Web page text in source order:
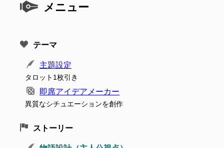
メニュー
テーマ
主題設定
タロット1枚引き
即席アイデアメーカー
異質なシチュエーションを創作
ストーリー